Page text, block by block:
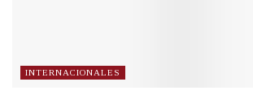
INTERNACIONALES